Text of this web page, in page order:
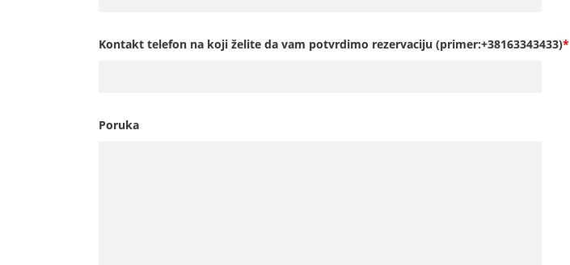
Kontakt telefon na koji želite da vam potvrdimo rezervaciju (primer:+38163343433)*
Poruka